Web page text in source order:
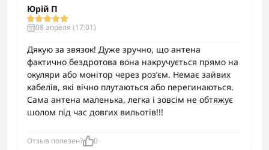
Юрій П
08 апреля (17:01)
Дякую за звязок! Дуже зручно, що антена
фактично бездротова вона накручується прямо на
окуляри або монітор через роз’єм. Немає зайвих
кабелів, які вічно плутаються або перегинаються.
Сама антена маленька, легка і зовсім не обтяжує
шолом під час довгих вильотів!!!
Отзыв полезен? 0